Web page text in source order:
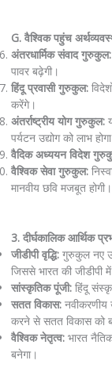
G. वैश्विक पहुंच
अंतरधार्मिक संवाद गुरुकुल:
पावर बढ़ेगी।
हिंदू प्रवासी गुरुकुल:
करेंगे।
अंतर्राष्ट्रीय योग गुरुकुल:
पर्यटन उद्योग को लाभ
वैदिक अध्ययन विदेश
वैश्विक सेवा गुरुकुल:
मानवीय छवि मजबूत होगी।
3. दीर्घकालिक आर्थिक
जीडीपी वृद्धि:गुरुकुल नए
जिससे भारत की जीडीपी में
सांस्कृतिक पूंजी:हिंदू
सतत विकास:नवीकरणीय
करने से सतत विकास को
वैश्विक नेतृत्व:भारत
बनेगा।